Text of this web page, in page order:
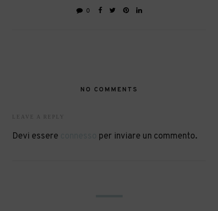
0
NO COMMENTS
LEAVE A REPLY
Devi essere per inviare un commento.